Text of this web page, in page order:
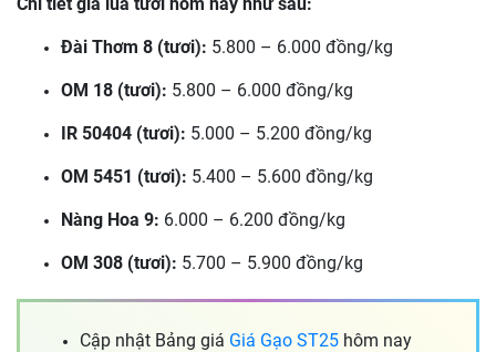
Đài Thơm 8 (tươi): 5.800 – 6.000 đồng/kg
OM 18 (tươi): 5.800 – 6.000 đồng/kg
IR 50404 (tươi): 5.000 – 5.200 đồng/kg
OM 5451 (tươi): 5.400 – 5.600 đồng/kg
Nàng Hoa 9: 6.000 – 6.200 đồng/kg
OM 308 (tươi): 5.700 – 5.900 đồng/kg
Cập nhật Bảng giá Giá Gạo ST25 hôm nay